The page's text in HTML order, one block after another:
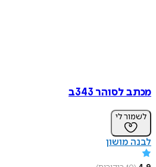
מכתב לסוהר 343ב
לשמור לי
לבנה מושון